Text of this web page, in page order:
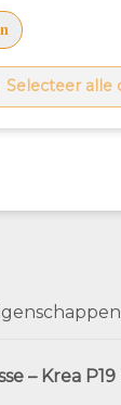
Selecteer alle
– Krea